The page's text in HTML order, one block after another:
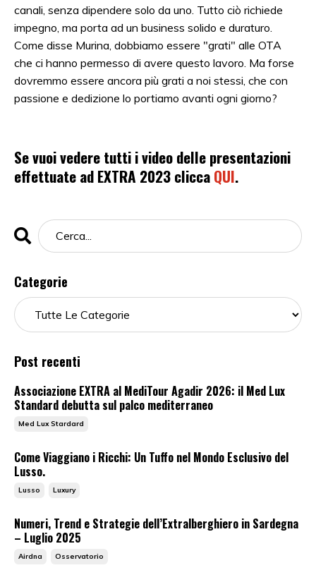
canali, senza dipendere solo da uno. Tutto ciò richiede
impegno, ma porta ad un business solido e duraturo.
Come disse Murina, dobbiamo essere "grati" alle OTA
che ci hanno permesso di avere questo lavoro. Ma forse
dovremmo essere ancora più grati a noi stessi, che con
passione e dedizione lo portiamo avanti ogni giorno?
Se vuoi vedere tutti i video delle presentazioni
effettuate ad EXTRA 2023 cliccaQUI.
Categorie
Post recenti
Associazione EXTRA al MediTour Agadir 2026: il Med Lux
Standard debutta sul palco mediterraneo
Med Lux Stardard
Come Viaggiano i Ricchi: Un Tuffo nel Mondo Esclusivo del
Lusso.
Lusso Luxury
Numeri, Trend e Strategie dell’Extralberghiero in Sardegna
– Luglio 2025
Airdna Osservatorio